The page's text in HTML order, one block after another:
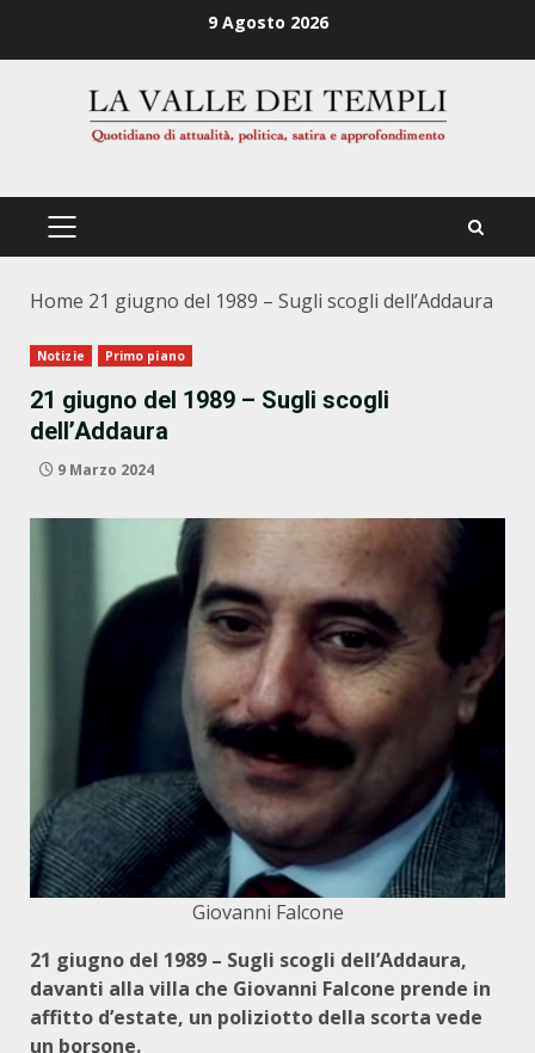
9 Agosto 2026
PRIMÄRES
Home 21 giugno del 1989 – Sugli scogli dell’Addaura
Notizie Primo piano
21 giugno del 1989 – Sugli scogli
dell’Addaura
9 Marzo 2024
Giovanni Falcone
21 giugno del 1989 – Sugli scogli dell’Addaura,
davanti alla villa che Giovanni Falcone prende in
affitto d’estate, un poliziotto della scorta vede
un borsone.